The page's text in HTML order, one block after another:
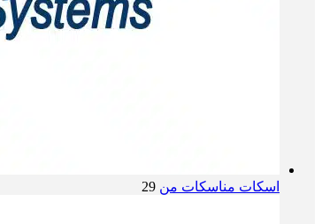
اسکات مناسکات من 29